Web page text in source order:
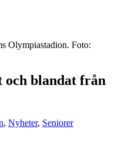
Olympiastadion. Foto:
och blandat från
, Nyheter, Seniorer